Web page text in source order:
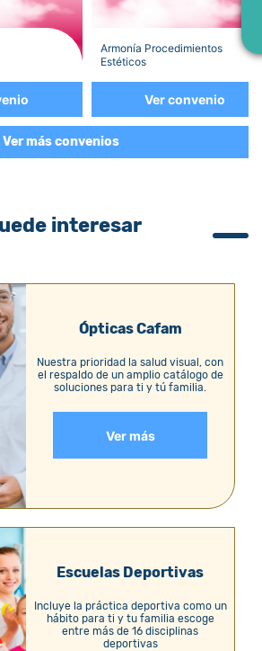
Armonía Procedimientos
Estéticos
Ver convenio
Ver más convenios
interesar
Ópticas Cafam
Nuestra prioridad la salud visual, con
el respaldo de un amplio catálogo de
soluciones para ti y tú familia.
Ver más
Escuelas Deportivas
Incluye la práctica deportiva como un
hábito para ti y tu familia escoge
entre más de 16 disciplinas
deportivas